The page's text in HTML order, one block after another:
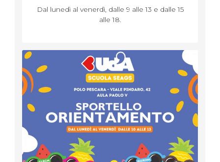
Dal lunedì al venerdì, dalle 9 alle 13 e dalle 15
alle 18.